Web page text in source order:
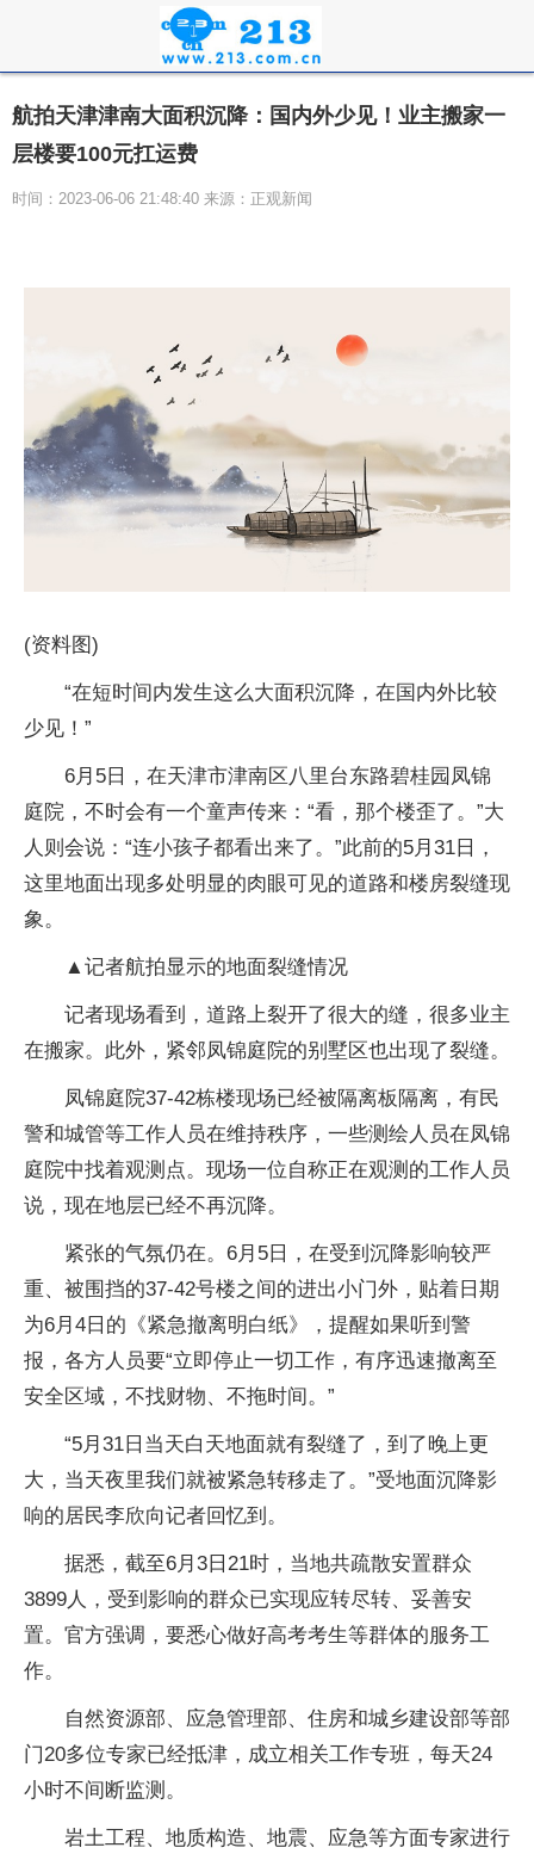
航拍天津津南大面积沉降：国内外少见！业主搬家一
层楼要100元扛运费
时间：2023-06-06 21:48:40 来源：正观新闻
(资料图)
“在短时间内发生这么大面积沉降，在国内外比较
少见！”
6月5日，在天津市津南区八里台东路碧桂园凤锦
庭院，不时会有一个童声传来：“看，那个楼歪了。”大
人则会说：“连小孩子都看出来了。”此前的5月31日，
这里地面出现多处明显的肉眼可见的道路和楼房裂缝现
象。
▲记者航拍显示的地面裂缝情况
记者现场看到，道路上裂开了很大的缝，很多业主
在搬家。此外，紧邻凤锦庭院的别墅区也出现了裂缝。
凤锦庭院37-42栋楼现场已经被隔离板隔离，有民
警和城管等工作人员在维持秩序，一些测绘人员在凤锦
庭院中找着观测点。现场一位自称正在观测的工作人员
说，现在地层已经不再沉降。
紧张的气氛仍在。6月5日，在受到沉降影响较严
重、被围挡的37-42号楼之间的进出小门外，贴着日期
为6月4日的《紧急撤离明白纸》，提醒如果听到警
报，各方人员要“立即停止一切工作，有序迅速撤离至
安全区域，不找财物、不拖时间。”
“5月31日当天白天地面就有裂缝了，到了晚上更
大，当天夜里我们就被紧急转移走了。”受地面沉降影
响的居民李欣向记者回忆到。
据悉，截至6月3日21时，当地共疏散安置群众
3899人，受到影响的群众已实现应转尽转、妥善安
置。官方强调，要悉心做好高考考生等群体的服务工
作。
自然资源部、应急管理部、住房和城乡建设部等部
门20多位专家已经抵津，成立相关工作专班，每天24
小时不间断监测。
岩土工程、地质构造、地震、应急等方面专家进行